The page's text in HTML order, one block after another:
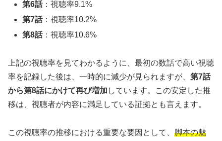
第6話：視聴率9.1%
第7話：視聴率10.2%
第8話：視聴率10.6%
上記の視聴率を見てわかるように、最初の数話で高い視聴
率を記録した後は、一時的に減少が見られますが、 第7話
から第8話にかけて再び増加 しています。この安定した推
移は、視聴者が内容に満足している証拠とも言えます。
この視聴率の推移における重要な要因として、 脚本の魅